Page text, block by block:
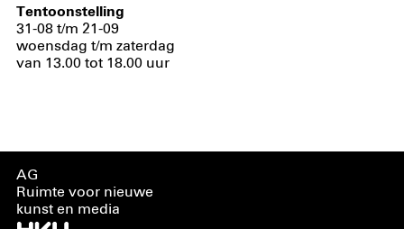
Tentoonstelling
31-08 t/m 21-09
woensdag t/m zaterdag
van 13.00 tot 18.00 uur
AG
Ruimte voor nieuwe
kunst en media